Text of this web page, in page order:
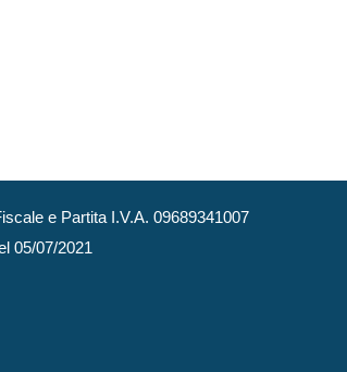
e Partita I.V.A. 09689341007
05/07/2021